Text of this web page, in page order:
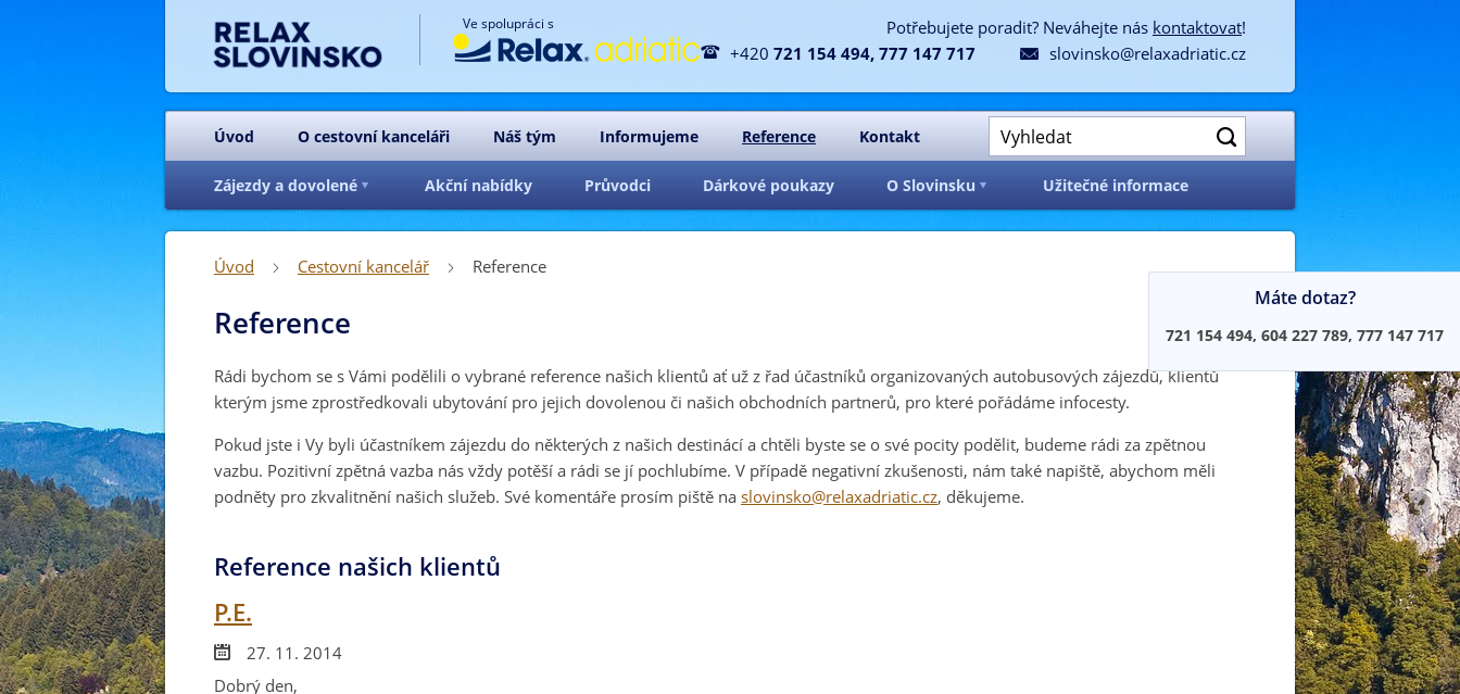
Ve spolupráci s Potřebujete poradit? Neváhejte nás kontaktovat!
 +420 721 154 494, 777 147 717  slovinsko@relaxadriatic.cz
Úvod O cestovní kanceláři Náš tým Informujeme Reference Kontakt
Zájezdy a dovolené Akční nabídky Průvodci Dárkové poukazy O Slovinsku Užitečné informace
Úvod  Cestovní kancelář  Reference
Reference
Rádi bychom se s Vámi podělili o vybrané reference našich klientů ať už z řad účastníků organizovaných autobusových zájezdů, klientů
kterým jsme zprostředkovali ubytování pro jejich dovolenou či našich obchodních partnerů, pro které pořádáme infocesty.
Pokud jste i Vy byli účastníkem zájezdu do některých z našich destinácí a chtěli byste se o své pocity podělit, budeme rádi za zpětnou
vazbu. Pozitivní zpětná vazba nás vždy potěší a rádi se jí pochlubíme. V případě negativní zkušenosti, nám také napiště, abychom měli
podněty pro zkvalitnění našich služeb. Své komentáře prosím piště na slovinsko@relaxadriatic.cz, děkujeme.
Reference našich klientů
P.E.
27. 11. 2014
Dobrý den,
Máte dotaz?
721 154 494, 604 227 789, 777 147 717